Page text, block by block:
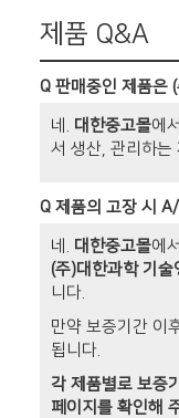
제품 Q&A
Q판매중인 제품은
네. 대한중고몰에
서 생산, 관리하는
Q제품의 고장 시
네. 대한중고몰에
(주)대한과학 기술
니다.
만약 보증기간 이
됩니다.
각 제품별로 보증
페이지를 확인해